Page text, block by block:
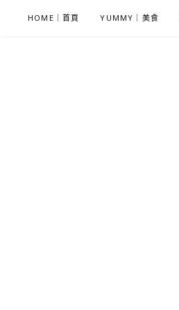
HOME｜首頁 YUMMY｜美食